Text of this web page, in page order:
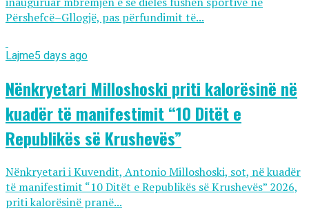
Përshefcë–Gllogjë, pas përfundimit të...
Lajme5 days ago
Nënkryetari Milloshoski priti kalorësinë në
kuadër të manifestimit “10 Ditët e
Republikës së Krushevës”
Nënkryetari i Kuvendit, Antonio Milloshoski, sot, në kuadër
të manifestimit “10 Ditët e Republikës së Krushevës” 2026,
priti kalorësinë pranë...